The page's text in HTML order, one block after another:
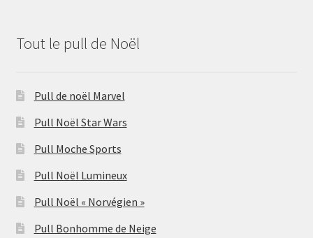
Tout le pull de Noël
Pull de noël Marvel
Pull Noël Star Wars
Pull Moche Sports
Pull Noël Lumineux
Pull Noël « Norvégien »
Pull Bonhomme de Neige